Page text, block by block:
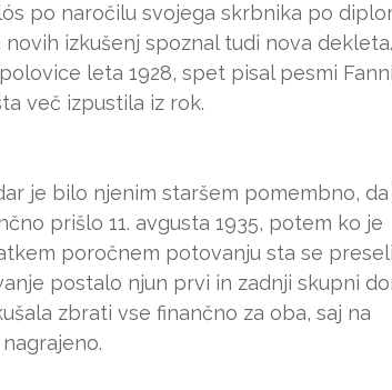
po naročilu svojega skrbnika po
izkušenj spoznal tudi nova dekleta.
leta 1928, spet pisal pesmi
več izpustila iz rok.
je bilo njenim staršem pomembno, da
prišlo 11. avgusta 1935, potem ko je
poročnem potovanju sta se
postalo njun prvi in zadnji skupni
zbrati vse finančno za oba, saj na